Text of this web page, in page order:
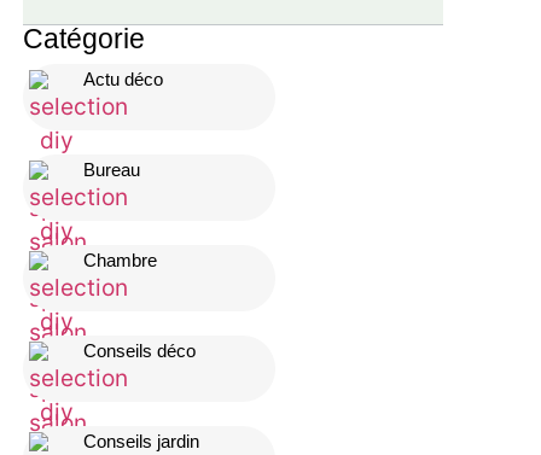
Catégorie
Actu déco
Bureau
Chambre
Conseils déco
Conseils jardin